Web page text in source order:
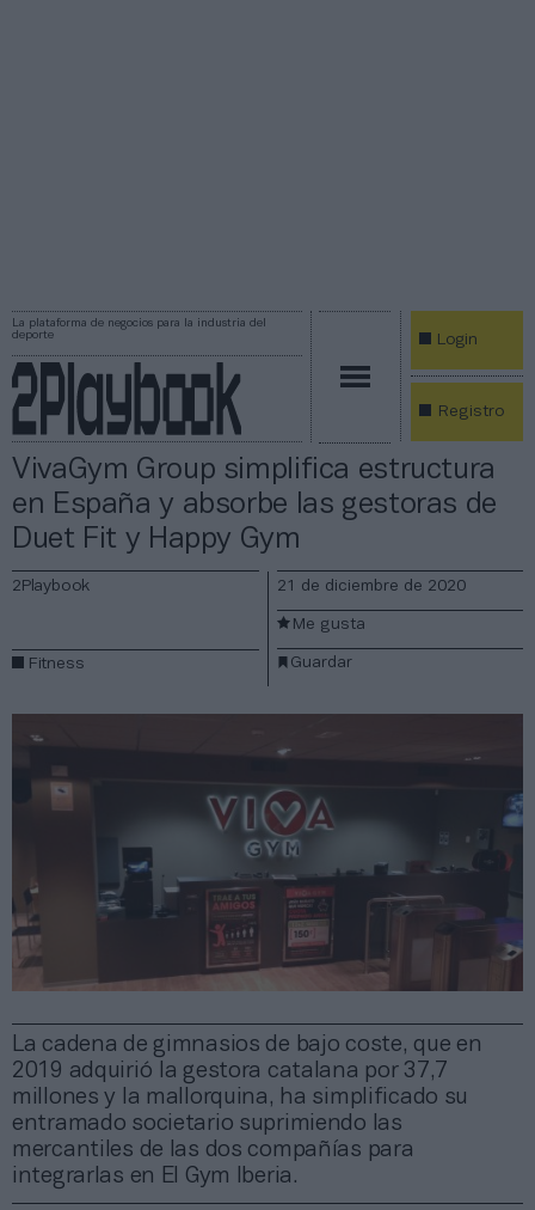
La plataforma de negocios para la industria del
deporte
Login
Registro
VivaGym Group simplifica estructura
en España y absorbe las gestoras de
Duet Fit y Happy Gym
La cadena de gimnasios de bajo coste, que en
2019 adquirió la gestora catalana por 37,7
millones y la mallorquina, ha simplificado su
entramado societario suprimiendo las
mercantiles de las dos compañías para
integrarlas en El Gym Iberia.
2Playbook
Fitness
21 de diciembre de 2020
Guardar
Me gusta